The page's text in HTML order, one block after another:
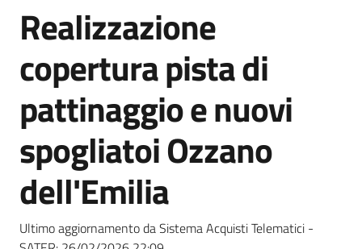
Bandi
e
di
acquisto
Supporto
telematiche
Salta al contenuto
Realizzazione
copertura pista di
pattinaggio e nuovi
spogliatoi Ozzano
dell'Emilia
Ultimo aggiornamento da Sistema Acquisti Telematici -